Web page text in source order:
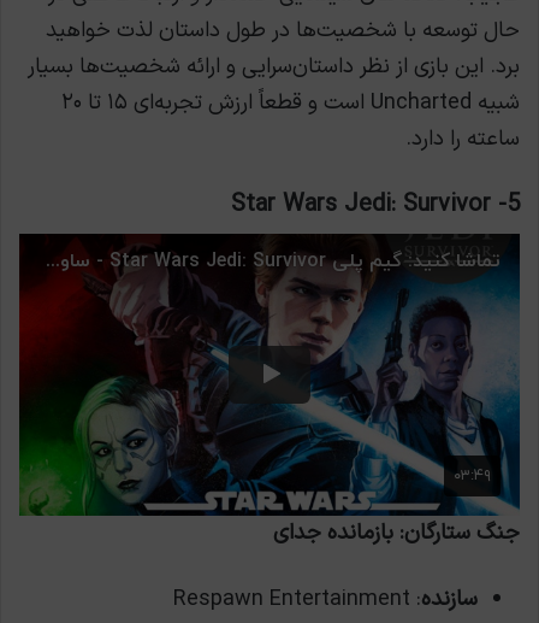
حال توسعه با شخصیت‌ها در طول داستان لذت خواهید
برد. این بازی از نظر داستان‌سرایی و ارائه شخصیت‌ها بسیار
شبیه Uncharted است و قطعاً ارزش تجربه‌ای ۱۵ تا ۲۰
ساعته را دارد.
5-
Star Wars Jedi: Survivor
جنگ ستارگان: بازمانده جدای
سازنده: Respawn Entertainment